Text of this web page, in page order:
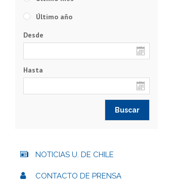
Último año
Desde
Hasta
NOTICIAS U. DE CHILE
CONTACTO DE PRENSA